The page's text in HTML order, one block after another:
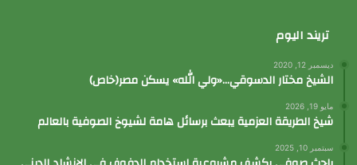
تريند اليوم
ديسمبر 12, 2020
الشيخ مختار الدسوقي…«ولي الله» يسكن مصر(خاص)
مايو 19, 2026
شيخ الطريقة العزمية يبعث برسائل هامة لشيوخ الصوفية بالعالم
سبتمبر 10, 2025